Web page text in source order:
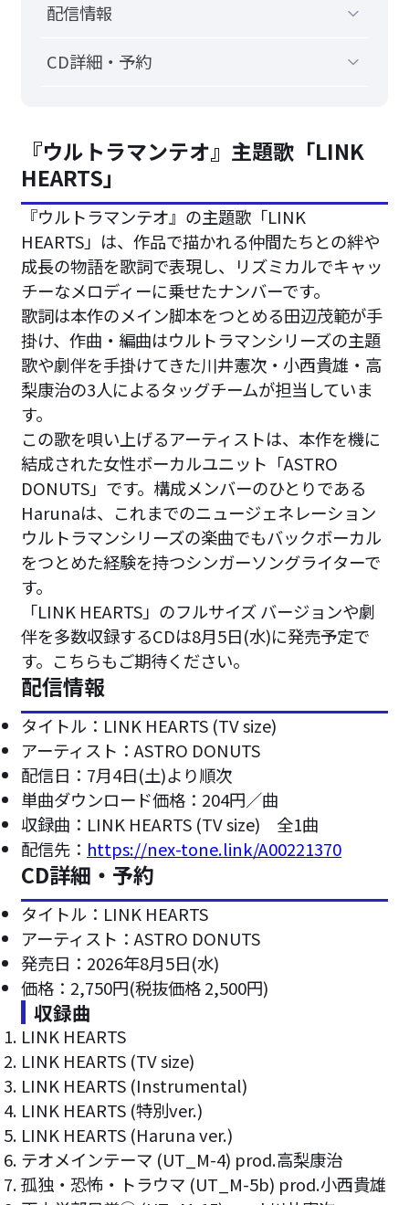
配信情報
CD詳細・予約
『ウルトラマンテオ』主題歌「LINK
HEARTS」
『ウルトラマンテオ』の主題歌「LINK
HEARTS」は、作品で描かれる仲間たちとの絆や
成長の物語を歌詞で表現し、リズミカルでキャッ
チーなメロディーに乗せたナンバーです。
歌詞は本作のメイン脚本をつとめる田辺茂範が手
掛け、作曲・編曲はウルトラマンシリーズの主題
歌や劇伴を手掛けてきた川井憲次・小西貴雄・高
梨康治の3人によるタッグチームが担当していま
す。
この歌を唄い上げるアーティストは、本作を機に
結成された女性ボーカルユニット「ASTRO
DONUTS」です。構成メンバーのひとりである
Harunaは、これまでのニュージェネレーション
ウルトラマンシリーズの楽曲でもバックボーカル
をつとめた経験を持つシンガーソングライターで
す。
「LINK HEARTS」のフルサイズ バージョンや劇
伴を多数収録するCDは8月5日(水)に発売予定で
す。こちらもご期待ください。
配信情報
タイトル：LINK HEARTS (TV size)
アーティスト：ASTRO DONUTS
配信日：7月4日(土)より順次
単曲ダウンロード価格：204円／曲
収録曲：LINK HEARTS (TV size) 全1曲
配信先： https://nex-tone.link/A00221370
CD詳細・予約
タイトル：LINK HEARTS
アーティスト：ASTRO DONUTS
発売日：2026年8月5日(水)
価格：2,750円(税抜価格 2,500円)
収録曲
LINK HEARTS
LINK HEARTS (TV size)
LINK HEARTS (Instrumental)
LINK HEARTS (特別ver.)
LINK HEARTS (Haruna ver.)
テオメインテーマ (UT_M-4) prod.高梨康治
孤独・恐怖・トラウマ (UT_M-5b) prod.小西貴雄